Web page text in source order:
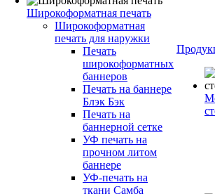
Широкоформатная печать
Широкоформатная
печать для наружки
Печать
широкоформатных
баннеров
Печать на баннере
Блэк Бэк
Печать на
баннерной сетке
УФ печать на
прочном литом
баннере
УФ-печать на
ткани Самба